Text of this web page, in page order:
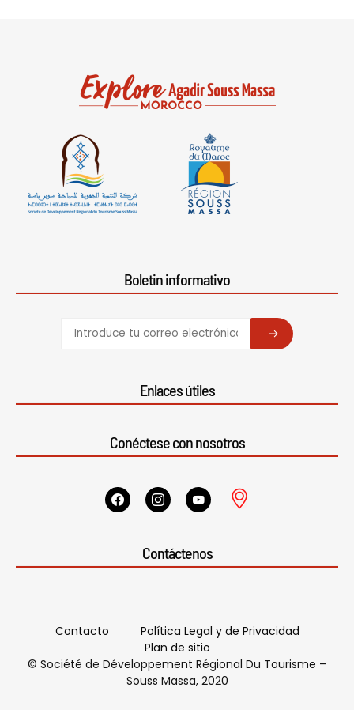
Boletin informativo
SUBSCRIBE
Enlaces útiles
Conéctese con nosotros
Contáctenos
Contacto
Política Legal y de Privacidad
Plan de sitio
© Société de Développement Régional Du Tourisme –
Souss Massa, 2020